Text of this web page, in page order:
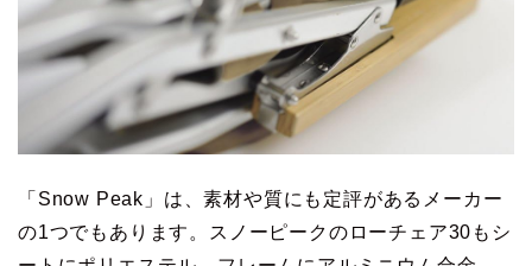
「Snow Peak」は、素材や質にも定評があるメーカー
の1つでもあります。スノーピークのローチェア30もシ